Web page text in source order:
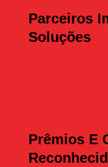
Parceiros
Soluções
Prêmios E